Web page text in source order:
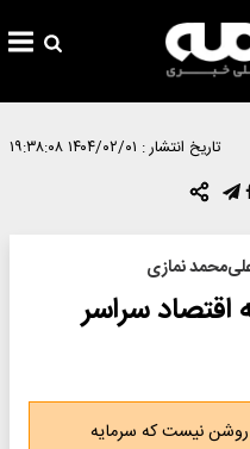
تاریخ انتشار : ۱۴۰۴/۰۲/۰۱ ۱۹:۳۸:۰۸
نمازی
اقتصاد سراسر
نیست که سرمایه